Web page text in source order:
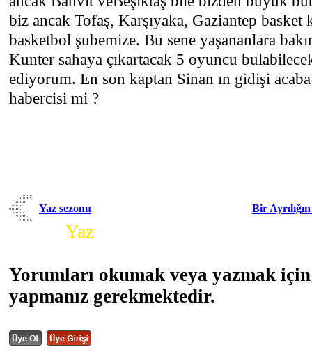
biz ancak Tofaş, Karşıyaka, Gaziantep
basketbol şubemize. Bu sene yaşananlara
Kunter sahaya çıkartacak 5 oyuncu
ediyorum. En son kaptan Sinan ın gidişi acaba
habercisi mi ?
Yaz sezonu Bir
Yaz
Yorumları okumak veya yazmak
yapmanız gerekmektedir.